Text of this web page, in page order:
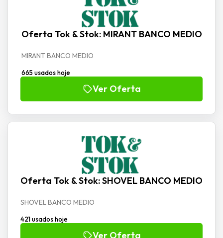
Oferta Tok & Stok: MIRANT BANCO MEDIO
MIRANT BANCO MEDIO
665 usados hoje
Ver Oferta
Oferta Tok & Stok: SHOVEL BANCO MEDIO
SHOVEL BANCO MEDIO
421 usados hoje
Ver Oferta